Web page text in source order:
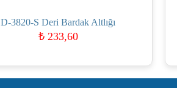
D-3820-S Deri Bardak Altlığı
₺233,60